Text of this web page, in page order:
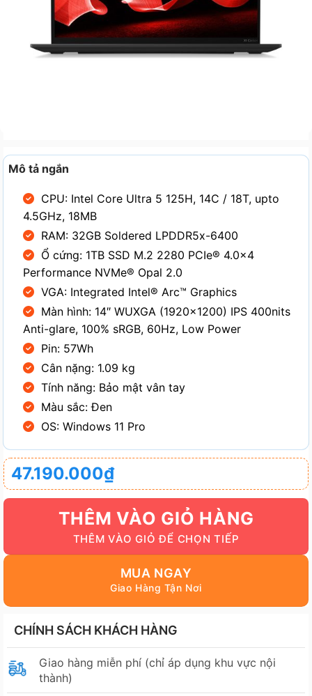
Mô tả ngắn
CPU: Intel Core Ultra 5 125H, 14C / 18T, upto
4.5GHz, 18MB
RAM: 32GB Soldered LPDDR5x-6400
Ổ cứng: 1TB SSD M.2 2280 PCIe® 4.0×4
Performance NVMe® Opal 2.0
VGA: Integrated Intel® Arc™ Graphics
Màn hình: 14″ WUXGA (1920×1200) IPS 400nits
Anti-glare, 100% sRGB, 60Hz, Low Power
Pin: 57Wh
Cân nặng: 1.09 kg
Tính năng: Bảo mật vân tay
Màu sắc: Đen
OS: Windows 11 Pro
47.190.000₫
THÊM VÀO GIỎ HÀNG
MUA NGAY
CHÍNH SÁCH KHÁCH HÀNG
Giao hàng miễn phí (chỉ áp dụng khu vực nội
thành)